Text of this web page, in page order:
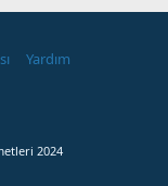
Yardım
2024